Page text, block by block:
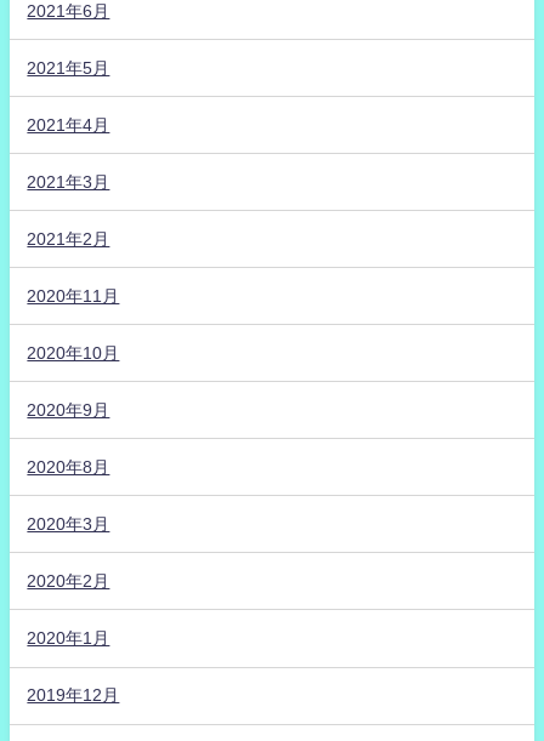
2021年6月
2021年5月
2021年4月
2021年3月
2021年2月
2020年11月
2020年10月
2020年9月
2020年8月
2020年3月
2020年2月
2020年1月
2019年12月